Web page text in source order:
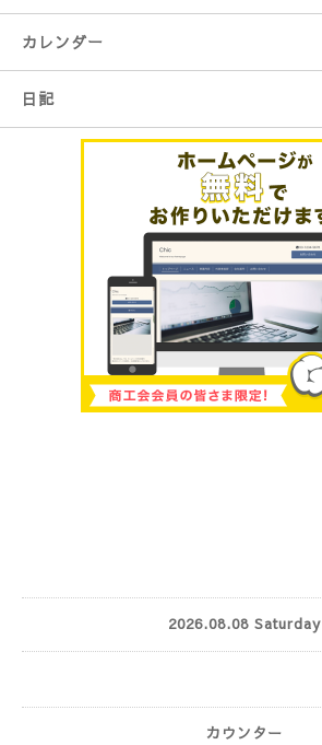
カレンダー
日記
2026.08.08 Saturday
カウンター